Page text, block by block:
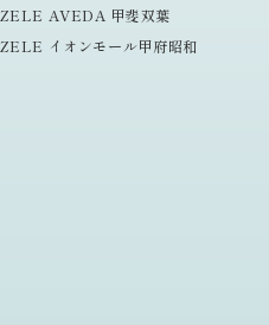
ZELE AVEDA 甲斐双葉
ZELE イオンモール甲府昭和